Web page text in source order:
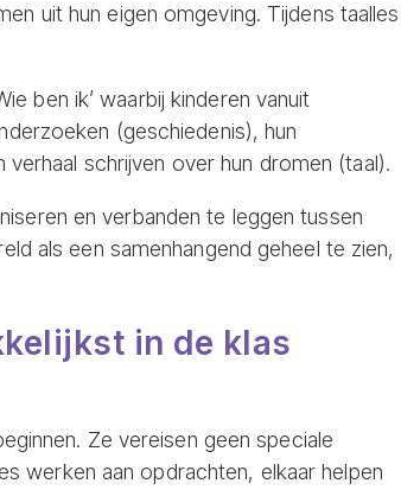
uit hun eigen omgeving. Tijdens taalles
ben ik’ waarbij kinderen vanuit
(geschiedenis), hun
schrijven over hun dromen (taal).
en verbanden te leggen tussen
als een samenhangend geheel te zien,
in de klas
Ze vereisen geen speciale
werken aan opdrachten, elkaar helpen